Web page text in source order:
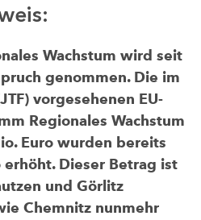
Wachstum wird seit
genommen. Die im
vorgesehenen EU-
Regionales Wachstum
Euro wurden bereits
Dieser Betrag ist
und Görlitz
Chemnitz nunmehr